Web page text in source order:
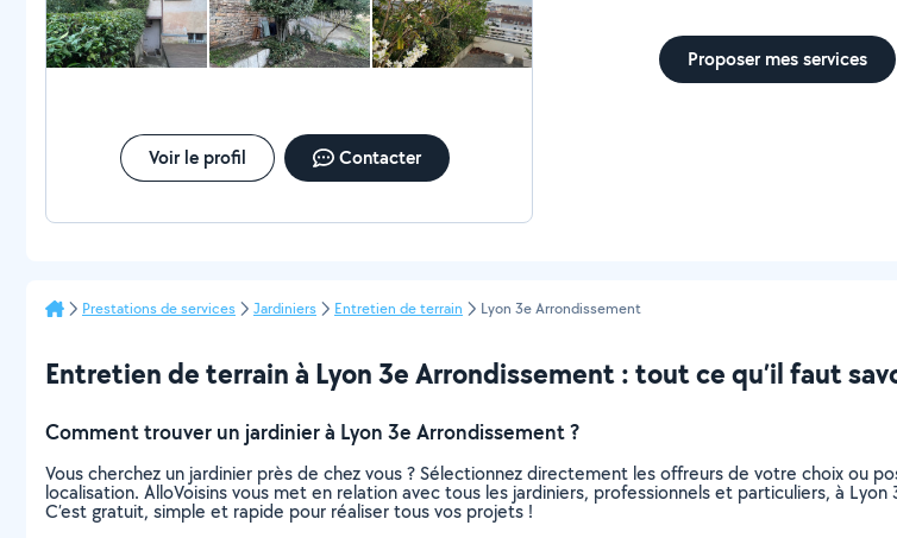
Voir le profil Contacter
Proposer mes services
Prestations de services Jardiniers Entretien de terrain Lyon 3e Arrondissement
Entretien de terrain à Lyon 3e Arrondissement : tout ce qu’il faut
Comment trouver un jardinier à Lyon 3e Arrondissement ?
Vous cherchez un jardinier près de chez vous ? Sélectionnez directement les offreurs de votre choix ou
localisation. AlloVoisins vous met en relation avec tous les jardiniers, professionnels et particuliers, à
C’est gratuit, simple et rapide pour réaliser tous vos projets !